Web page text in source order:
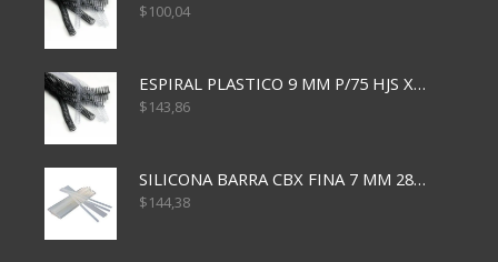
$100,04
ESPIRAL PLASTICO 9 MM P/75 HJS X50X2400
$143,86
SILICONA BARRA CBX FINA 7 MM 28 CM
$144,38